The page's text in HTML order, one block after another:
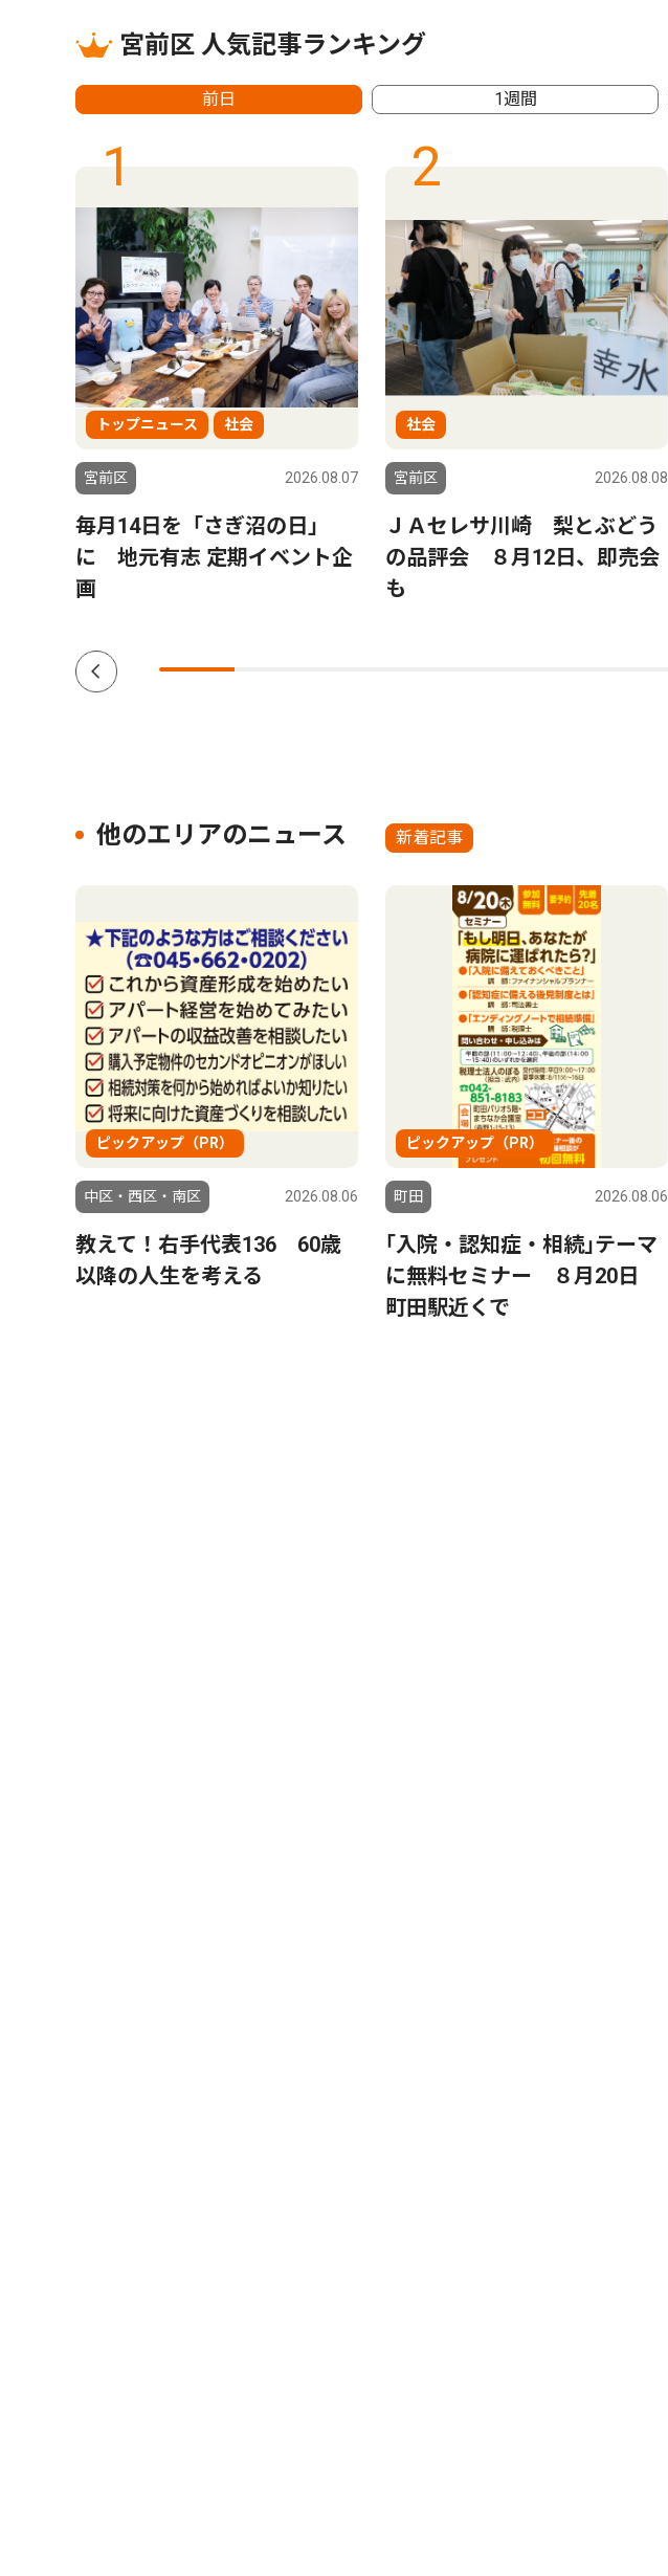
宮前区 人気記事ランキング
前日 1週間
1
トップニュース 社会
宮前区 2026.08.07
毎月14日を「さぎ沼の日」
に 地元有志 定期イベント企
画
2
社会
宮前区 2026.08.08
ＪＡセレサ川崎 梨とぶどう
の品評会 ８月12日、即売会
も
他のエリアのニュース 新着記事
ピックアップ（PR）
中区・西区・南区 2026.08.06
教えて！右手代表136 60歳
以降の人生を考える
ピックアップ（PR）
町田 2026.08.06
｢入院・認知症・相続｣テーマ
に無料セミナー ８月20日
町田駅近くで